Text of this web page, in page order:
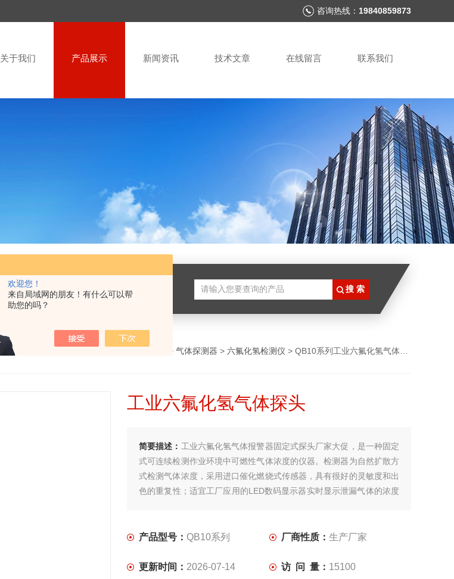
欢迎您！
来自局域网的朋友！有什么可以帮
助您的吗？
咨询热线： 19840859873
关于我们 产品展示 新闻资讯 技术文章 在线留言 联系我们
> 气体探测器 > 六氟化氢检测仪 > QB10系列工业六氟化氢气体探头
工业六氟化氢气体探头
简要描述： 工业六氟化氢气体报警器固定式探头厂家大促，是一种固定
式可连续检测作业环境中可燃性气体浓度的仪器。检测器为自然扩散方
式检测气体浓度，采用进口催化燃烧式传感器，具有很好的灵敏度和出
色的重复性；适宜工厂应用的LED数码显示器实时显示泄漏气体的浓度
产品型号： QB10系列 厂商性质： 生产厂家
更新时间： 2026-07-14 访 问 量： 15100